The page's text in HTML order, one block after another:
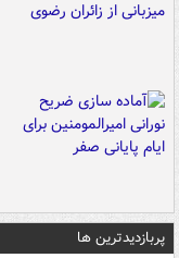
پربازدیدترین ها